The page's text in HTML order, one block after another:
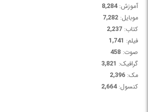
آموزش:8,284
موبایل: 7,282
کتاب: 2,237
فیلم: 1,741
صوت: 458
گرافیک: 3,821
مک: 2,396
کنسول:2,664